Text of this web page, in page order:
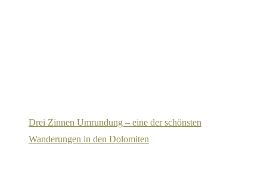
Drei Zinnen Umrundung – eine der schönsten
Wanderungen in den Dolomiten